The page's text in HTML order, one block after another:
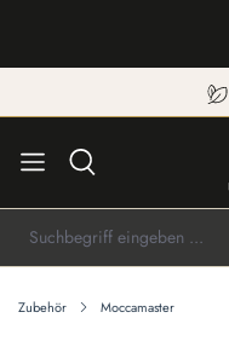
Zubehör Moccamaster